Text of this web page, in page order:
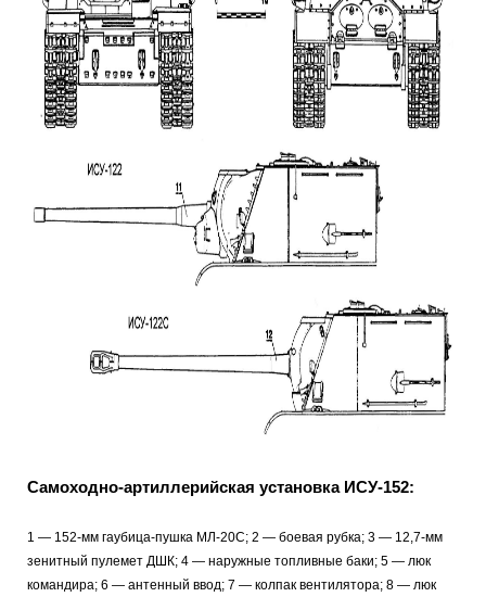
Самоходно-артиллерийская установка ИСУ-152:
1 — 152-мм гаубица-пушка МЛ-20С; 2 — боевая рубка; 3 — 12,7-мм
зенитный пулемет ДШК; 4 — наружные топливные баки; 5 — люк
командира; 6 — антенный ввод; 7 — колпак вентилятора; 8 — люк